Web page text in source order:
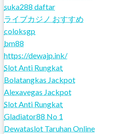
suka288 daftar
ライブカジノ おすすめ
coloksgp
bm88
https://dewajp.ink/
Slot Anti Rungkat
Bolatangkas Jackpot
Alexavegas Jackpot
Slot Anti Rungkat
Gladiator88 No 1
Dewataslot Taruhan Online